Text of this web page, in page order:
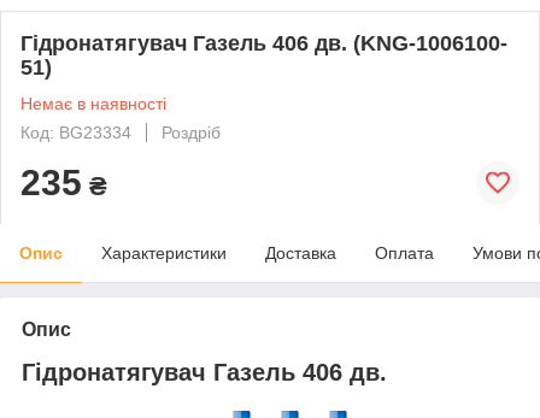
Гідронатягувач Газель 406 дв. (KNG-1006100-
51)
Немає в наявності
Код: BG23334
Роздріб
235 ₴
Опис Характеристики Доставка Оплата Умови
Опис
Гідронатягувач Газель 406 дв.